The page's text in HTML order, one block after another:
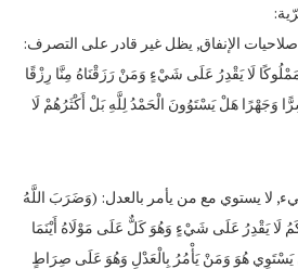
الإنفاق, يظل غير قادر على التصرف:
لَا يَقْدِرُ عَلَى شَيْءٍ وَمَنْ رَزَقْنَاهُ مِنَّا رِزْقًا
وَجَهْرًا هَلْ يَسْتَوُونَ الْحَمْدُ لِلَّهِ بَلْ أَكْثَرُهُمْ لَا
لا يستوي مع من يأمر بالعدل: (وَضَرَبَ اللَّهُ
لَا يَقْدِرُ عَلَى شَيْءٍ وَهُوَ كَلٌّ عَلَى مَوْلَاهُ أَيْنَمَا
يَسْتَوِي هُوَ وَمَنْ يَأْمُرُ بِالْعَدْلِ وَهُوَ عَلَى صِرَاطٍ